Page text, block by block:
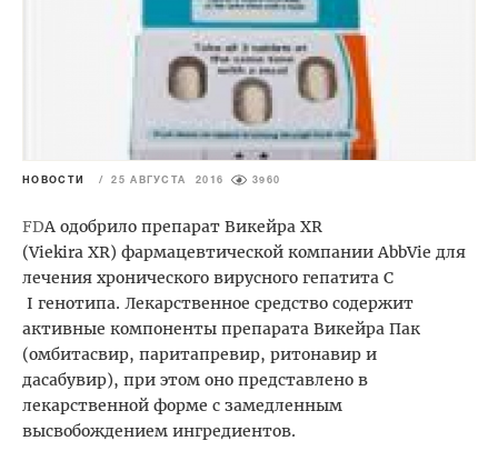
НОВОСТИ / 25 АВГУСТА 2016 3960
FDА одобрило препарат Викейра XR
(Viekira XR) фармацевтической компании AbbVie для
лечения хронического вирусного гепатита С
I генотипа. Лекарственное средство содержит
активные компоненты препарата Викейра Пак
(омбитасвир, паритапревир, ритонавир и
дасабувир), при этом оно представлено в
лекарственной форме с замедленным
высвобождением ингредиентов.